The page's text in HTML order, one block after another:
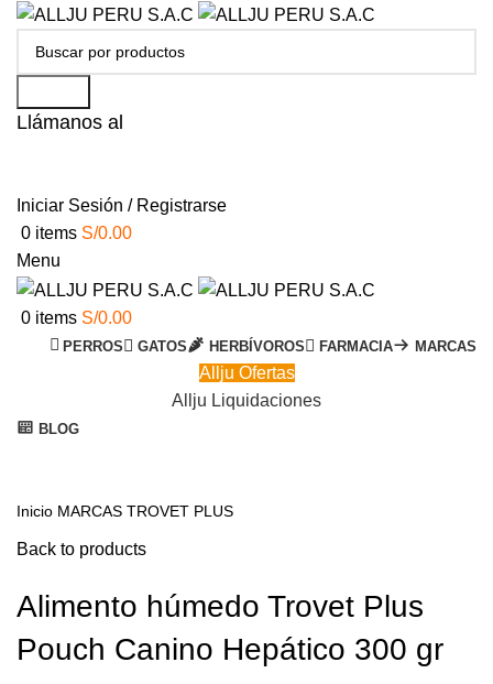
Llámanos al
Iniciar Sesión / Registrarse
0 items S/0.00
Menu
0 items S/0.00
PERROS GATOS HERBÍVOROS FARMACIA MARCAS
Allju Ofertas
Allju Liquidaciones
BLOG
Agotado
Inicio MARCAS TROVET PLUS
Back to products
Alimento húmedo Trovet Plus
Pouch Canino Hepático 300 gr